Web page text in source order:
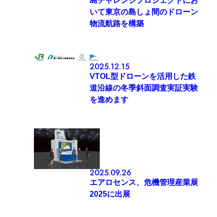
いて東京の島しょ間のドローン
物流航路を構築
2025.12.15
VTOL型ドローンを活用した鉄
道沿線の冬季斜面調査実証実験
を進めます
2025.09.26
エアロセンス、危機管理産業展
2025に出展